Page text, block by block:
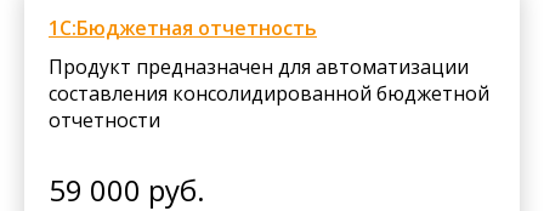
1С:Бюджетная отчетность
Продукт предназначен для автоматизации
составления консолидированной бюджетной
отчетности
59 000 руб.